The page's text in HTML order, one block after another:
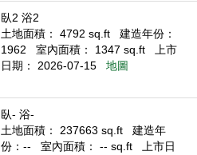
臥2 浴2
土地面積： 4792 sq.ft
建造年份：
1962
室內面積： 1347 sq.ft
上市
日期： 2026-07-15
地圖
臥- 浴-
土地面積： 237663 sq.ft
建造年
份：--
室內面積： -- sq.ft
上市日